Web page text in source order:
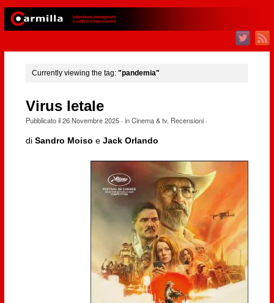
Currently viewing the tag: "pandemia"
Virus letale
Pubblicato il26 Novembre 2025· inCinema & tv, Recensioni·
di Sandro Moiso e Jack Orlando